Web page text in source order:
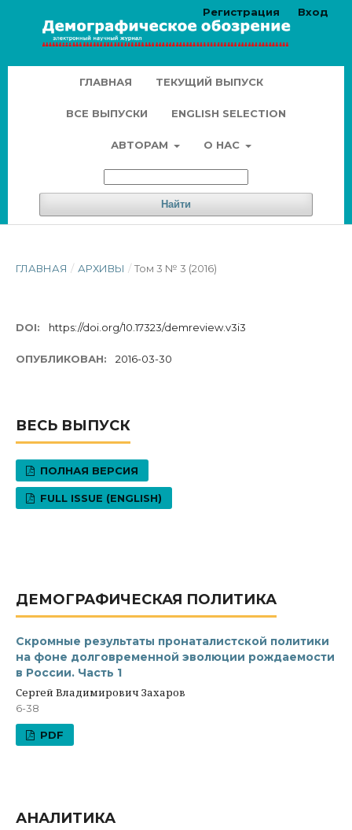
ГЛАВНАЯ ТЕКУЩИЙ ВЫПУСК
ВСЕ ВЫПУСКИ ENGLISH SELECTION
АВТОРАМ О НАС
Найти
Регистрация Вход
ГЛАВНАЯ / АРХИВЫ / Том 3 № 3 (2016)
DOI: https://doi.org/10.17323/demreview.v3i3
ОПУБЛИКОВАН: 2016-03-30
ВЕСЬ ВЫПУСК
ПОЛНАЯ ВЕРСИЯ
FULL ISSUE (ENGLISH)
ДЕМОГРАФИЧЕСКАЯ ПОЛИТИКА
Скромные результаты пронаталистской политики
на фоне долговременной эволюции рождаемости
в России. Часть 1
Сергей Владимирович Захаров
6-38
PDF
АНАЛИТИКА